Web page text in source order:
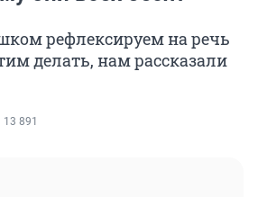
рефлексируем на речь
делать, нам рассказали
13 891